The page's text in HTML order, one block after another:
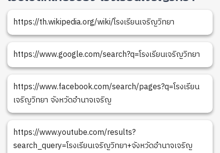
https://th.wikipedia.org/wiki/โรงเรียนเจริญวิทยา
https://www.google.com/search?q=โรงเรียนเจริญวิทยา
https://www.facebook.com/search/pages?q=โรงเรียน
เจริญวิทยา จังหวัดอำนาจเจริญ
https://www.youtube.com/results?
search_query=โรงเรียนเจริญวิทยา+จังหวัดอำนาจเจริญ